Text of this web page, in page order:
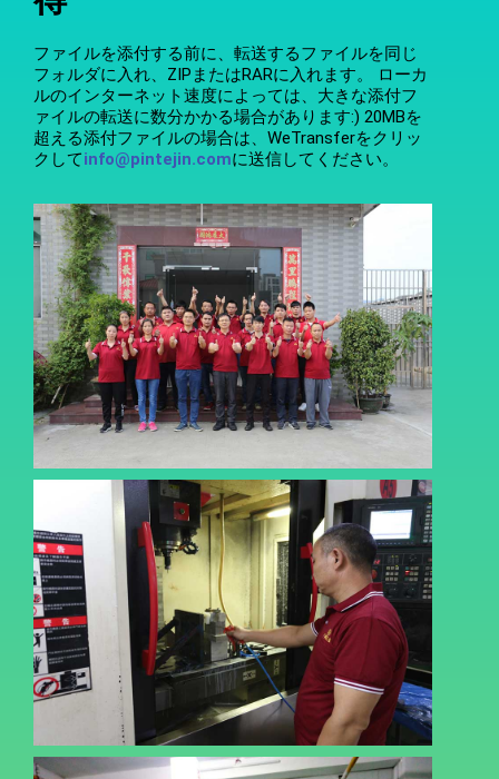
ファイルを添付する前に、転送するファイルを同じ
フォルダに入れ、ZIPまたはRARに入れます。 ローカ
ルのインターネット速度によっては、大きな添付フ
ァイルの転送に数分かかる場合があります:) 20MBを
超える添付ファイルの場合は、WeTransferをクリッ
クしてinfo@pintejin.comに送信してください。